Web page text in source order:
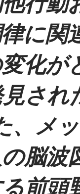
に関
化が
され
、メ
脳波
前頭